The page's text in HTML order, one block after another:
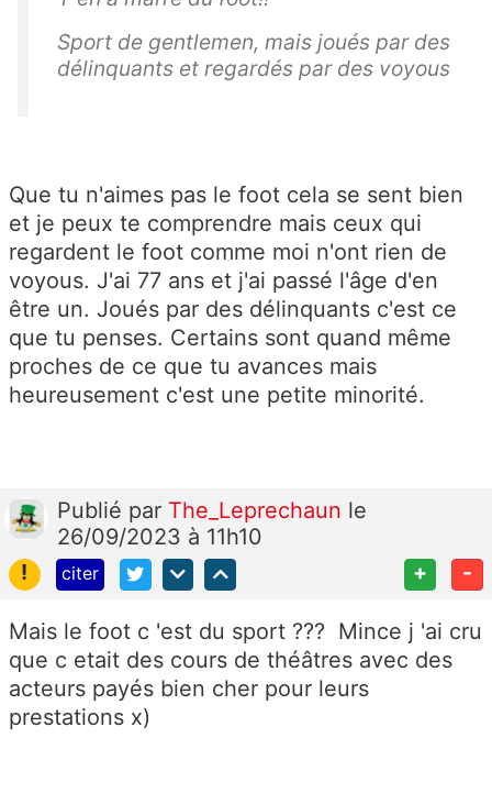
Sport de gentlemen, mais joués par des
délinquants et regardés par des voyous
Que tu n'aimes pas le foot cela se sent bien
et je peux te comprendre mais ceux qui
regardent le foot comme moi n'ont rien de
voyous. J'ai 77 ans et j'ai passé l'âge d'en
être un. Joués par des délinquants c'est ce
que tu penses. Certains sont quand même
proches de ce que tu avances mais
heureusement c'est une petite minorité.
Publié par The_Leprechaun le
26/09/2023 à 11h10
!
citer + -
Mais le foot c 'est du sport ??? Mince j 'ai cru
que c etait des cours de théâtres avec des
acteurs payés bien cher pour leurs
prestations x)